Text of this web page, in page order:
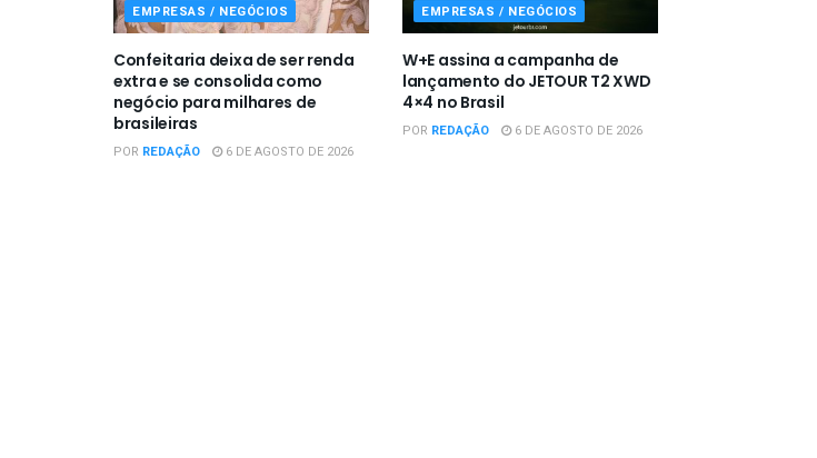
EMPRESAS / NEGÓCIOS
Confeitaria deixa de ser renda
extra e se consolida como
negócio para milhares de
brasileiras
POR REDAÇÃO 6 DE AGOSTO DE 2026
EMPRESAS / NEGÓCIOS
W+E assina a campanha de
lançamento do JETOUR T2 XWD
4×4 no Brasil
POR REDAÇÃO 6 DE AGOSTO DE 2026